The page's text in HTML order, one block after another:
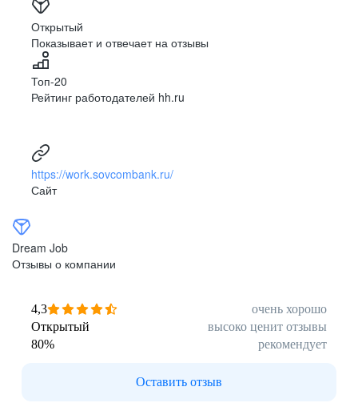
Открытый
Показывает и отвечает на отзывы
Топ-20
Рейтинг работодателей hh.ru
https://work.sovcombank.ru/
Сайт
Dream Job
Отзывы о компании
4,3
очень хорошо
Открытый
высоко ценит отзывы
80% рекомендует
Оставить отзыв